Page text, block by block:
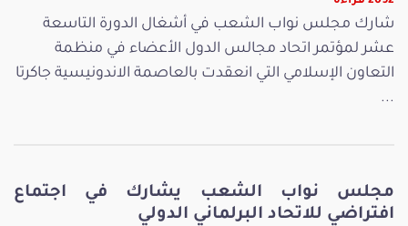
شارك مجلس نواب الشعب في أشغال الدورة التاسعة
عشر لمؤتمر اتحاد مجالس الدول الأعضاء في منظمة
التعاون الإسلامي التي انعقدت بالعاصمة الاندونيسية جاكرتا
...
مجلس نواب الشعب يشارك في اجتماع
افتراضي للاتحاد البرلماني الدولي